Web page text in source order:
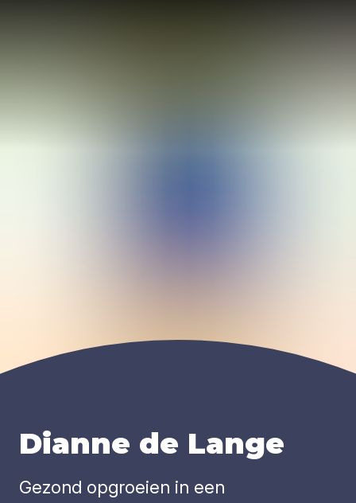
Dianne de Lange
Gezond opgroeien in een